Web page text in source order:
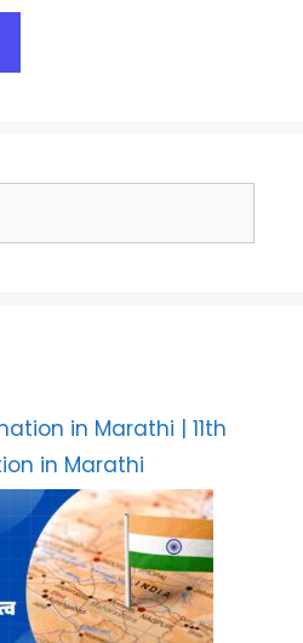
in Marathi | 11th
in Marathi